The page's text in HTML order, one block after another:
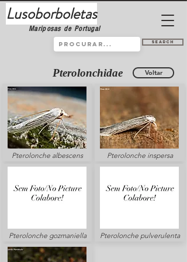
Lusoborboletas
Mariposas de Portugal
Search
Pterolonchidae Voltar
Pterolonche albescens
Pterolonche gozmaniella
Pterolonche inspersa
Pterolonche pulverulenta